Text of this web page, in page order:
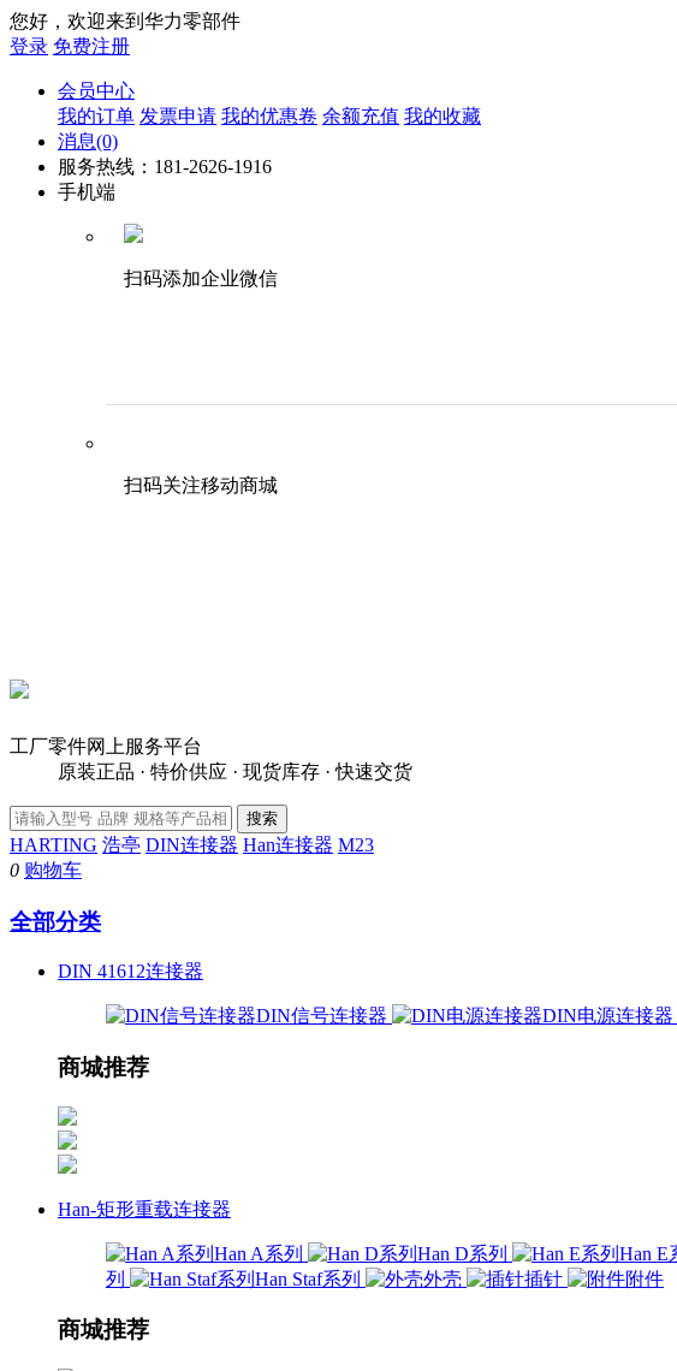
您好，欢迎来到华力零部件
登录 免费注册
会员中心
我的订单 发票申请 我的优惠卷 余额充值 我的收藏
消息(0)
服务热线：181-2626-1916
手机端
扫码添加企业微信
扫码关注移动商城
工厂零件网上服务平台
原装正品 · 特价供应 · 现货库存 · 快速交货
HARTING 浩亭 DIN连接器 Han连接器 M23
0 购物车
全部分类
DIN 41612连接器
DIN信号连接器 DIN电源连接器
商城推荐
Han-矩形重载连接器
Han A系列 Han D系列 Han E
列
Han Staf系列 外壳 插针 附件
商城推荐